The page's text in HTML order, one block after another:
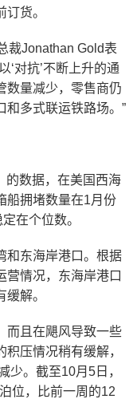
货。
Jonathan Gold表
‘对抗’不断上升的通
数量减少，零售商仍
和多式联运铁路场。”
数据，在美国西海
船拥堵数量在1月份
在个位数。
东海岸港口。根据
营情况，东海岸港口
解。
且在飓风导致一些
压情况稍有缓解，
少。截至10月5日，
位，比前一周的12